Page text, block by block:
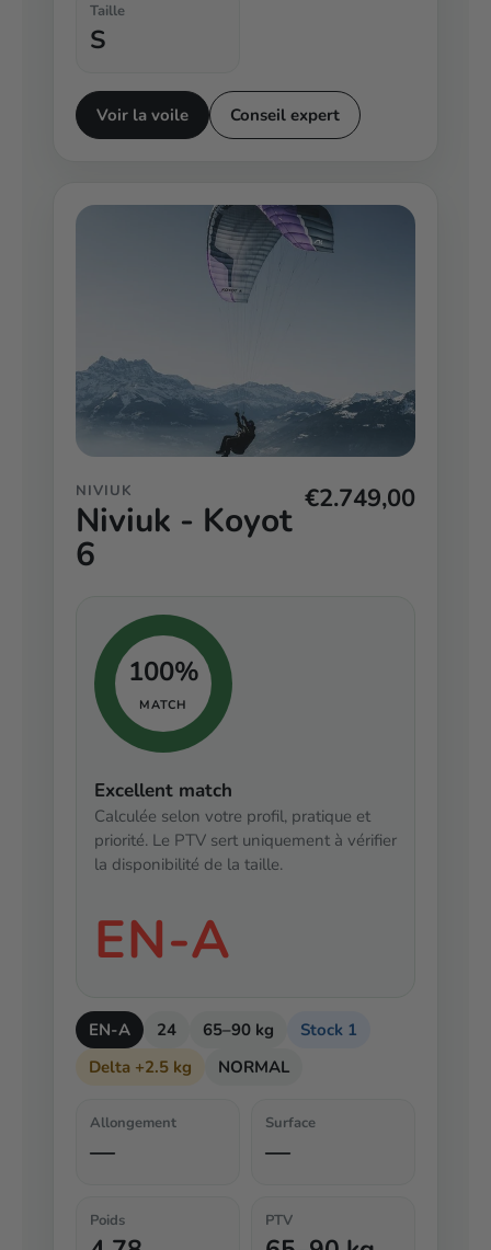
Taille
S
Voir la voile Conseil expert
NIVIUK
Niviuk - Koyot
6
€2.749,00
100%
MATCH
Excellent match
Calculée selon votre profil, pratique et
priorité. Le PTV sert uniquement à vérifier
la disponibilité de la taille.
EN-A
EN-A 24 65–90 kg
Stock 1
Delta +2.5 kg
NORMAL
Allongement
—
Surface
—
Poids PTV